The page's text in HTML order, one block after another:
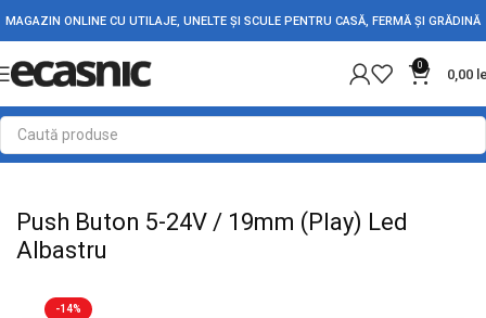
MAGAZIN ONLINE CU UTILAJE, UNELTE ȘI SCULE PENTRU CASĂ, FERMĂ ȘI GRĂDINĂ
0
0,00
Prima pagină Electrice Intrerupatoare - Butoane
Push Buton 5-24V / 19mm (Play) Led
Albastru
-14%